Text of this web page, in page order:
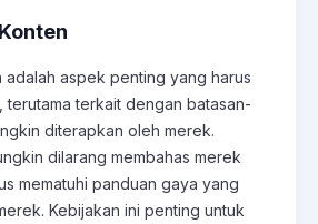
adalah aspek penting yang harus
terutama terkait dengan batasan-
diterapkan oleh merek.
dilarang membahas merek
mematuhi panduan gaya yang
Kebijakan ini penting untuk